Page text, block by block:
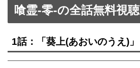
喰霊-零-の全話無料視聴
1話：「葵上(あおいのうえ)」